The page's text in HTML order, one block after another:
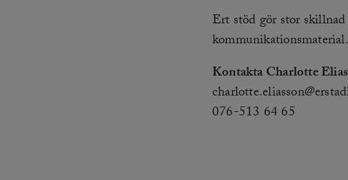
Ert stöd gör stor
kommunikationsmaterial.
Kontakta Charlotte
076-513 64 65